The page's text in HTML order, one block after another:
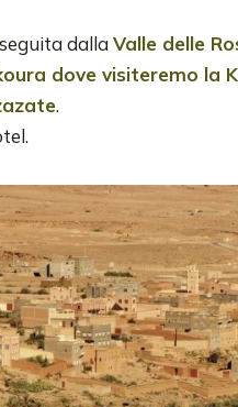
seguita dallaValle delle
dove visiteremo la
.